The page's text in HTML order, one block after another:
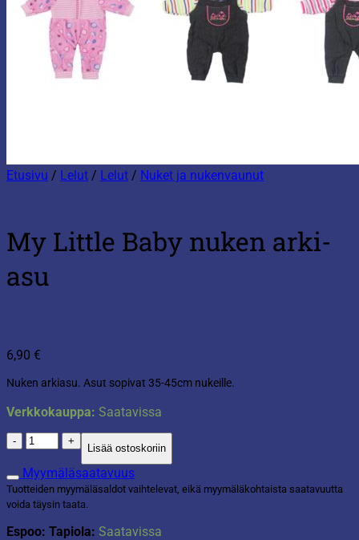
Etusivu / Lelut / Lelut / Nuket ja nukenvaunut
My Little Baby nuken arki-
asu
6,90 €
Nuken arkiasu. Asut sopivat 35-45cm nukeille.
Verkkokauppa: Saatavissa
My
Little
Baby
nuken
arki-
asu
määrä
Lisää ostoskoriin
Myymäläsaatavuus
Tuotteiden myymäläsaldot vaihtelevat, eikä myymäläkohtaista saatavuutta
voida täysin taata.
Espoo: Tapiola: Saatavissa